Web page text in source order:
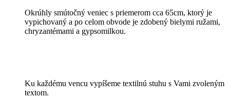
Okrúhly smútočný veniec s priemerom cca 65cm, ktorý je
vypichovaný a po celom obvode je zdobený bielymi ružami,
chryzantémami a gypsomilkou.
Ku každému vencu vypíšeme textilnú stuhu s Vami zvoleným
textom.